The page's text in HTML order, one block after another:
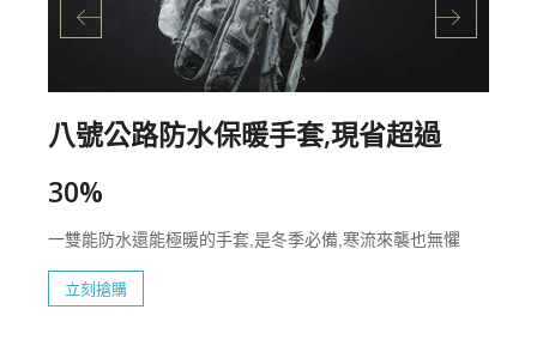
八號公路防水保暖手套,現省超過
30%
一雙能防水還能極暖的手套,是冬季必備,寒流來襲也無懼
立刻搶購